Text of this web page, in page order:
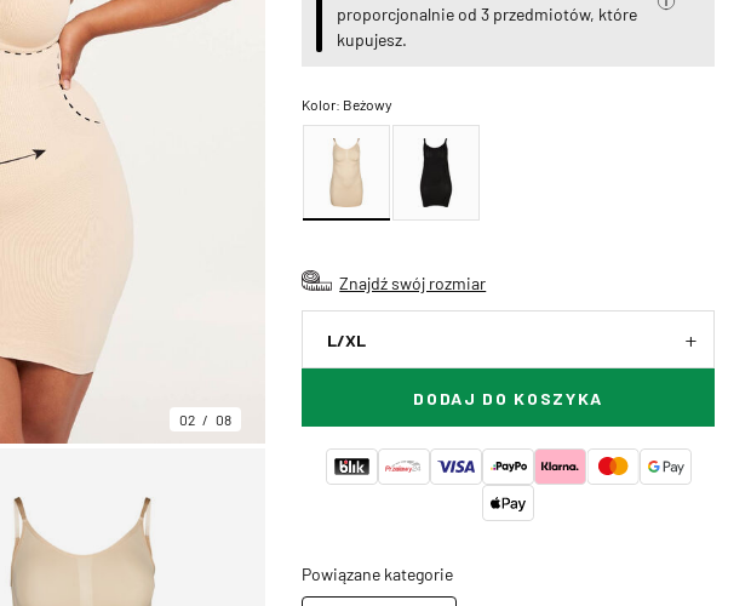
02 08
proporcjonalnie od 3 przedmiotów, które
kupujesz.
Kolor: Beżowy
Znajdź swój rozmiar
L/XL
DODAJ DO KOSZYKA
Powiązane kategorie